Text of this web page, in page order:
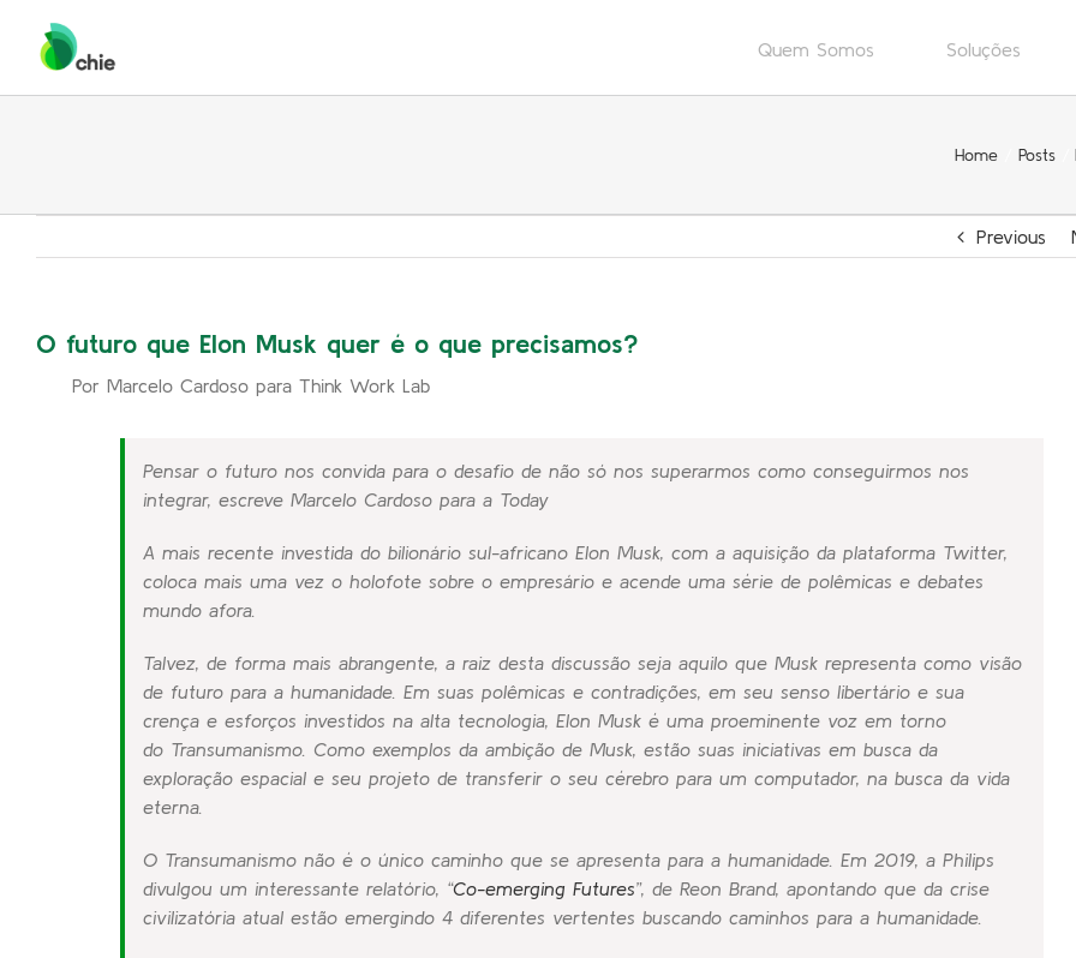
content
Quem Somos Soluções
Home Posts
Previous
O futuro que Elon Musk quer é o que precisamos?
Por Marcelo Cardoso para Think Work Lab
Pensar o futuro nos convida para o desafio de não só nos superarmos como conseguirmos nos
integrar, escreve Marcelo Cardoso para a Today
A mais recente investida do bilionário sul-africano Elon Musk, com a aquisição da plataforma Twitter,
coloca mais uma vez o holofote sobre o empresário e acende uma série de polêmicas e debates
mundo afora.
Talvez, de forma mais abrangente, a raiz desta discussão seja aquilo que Musk representa como visão
de futuro para a humanidade. Em suas polêmicas e contradições, em seu senso libertário e sua
crença e esforços investidos na alta tecnologia, Elon Musk é uma proeminente voz em torno
do Transumanismo . Como exemplos da ambição de Musk, estão suas iniciativas em busca da
exploração espacial e seu projeto de transferir o seu cérebro para um computador, na busca da vida
eterna.
O Transumanismo não é o único caminho que se apresenta para a humanidade. Em 2019, a Philips
divulgou um interessante relatório, “Co-emerging Futures”, de Reon Brand, apontando que da crise
civilizatória atual estão emergindo 4 diferentes vertentes buscando caminhos para a humanidade.